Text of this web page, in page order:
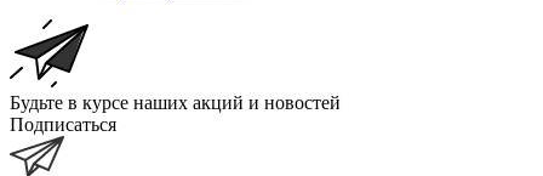
Будьте в курсе наших акций и новостей
Подписаться